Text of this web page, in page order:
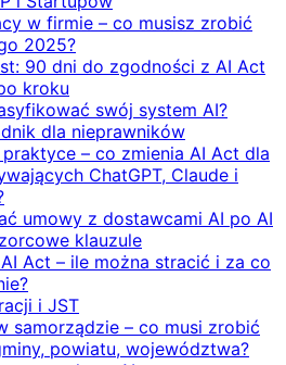
w firmie – co musisz zrobić
2025?
90 dni do zgodności z AI Act
kroku
swój system AI?
dla nieprawników
praktyce – co zmienia AI Act dla
ChatGPT, Claude i
umowy z dostawcami AI po AI
klauzule
Act – ile można stracić i za co
i JST
samorządzie – co musi zrobić
powiatu, województwa?